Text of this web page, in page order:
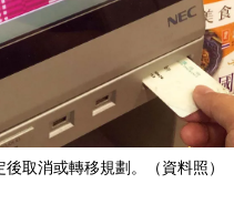
取消或轉移規劃。（資料照）